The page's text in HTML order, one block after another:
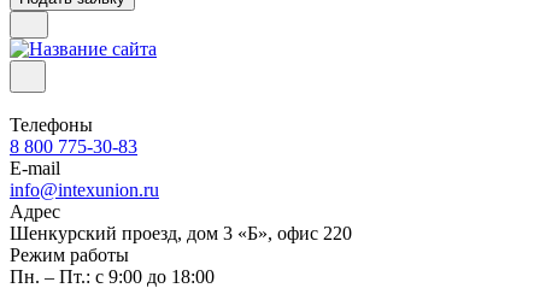
Телефоны
8 800 775-30-83
E-mail
info@intexunion.ru
Адрес
Шенкурский проезд, дом 3 «Б», офис 220
Режим работы
Пн. – Пт.: с 9:00 до 18:00